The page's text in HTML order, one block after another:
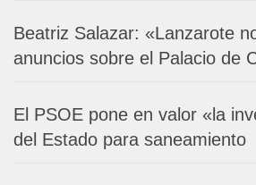
Beatriz Salazar: «Lanzarote
anuncios sobre el Palacio de
El PSOE pone en valor «la
del Estado para saneamiento